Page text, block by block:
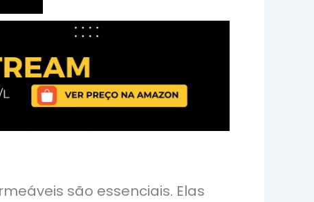
são essenciais. Elas